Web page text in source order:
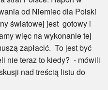
od Niemiec dla Polski
światowej jest gotowy i
więc na wykonanie tej
zapłacić. To jest być
nie teraz to kiedy? - mówili
nad treścią listu do